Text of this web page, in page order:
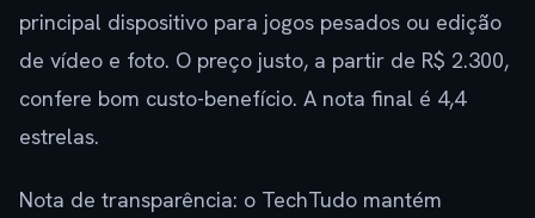
principal dispositivo para jogos pesados ou edição
de vídeo e foto. O preço justo, a partir de R$ 2.300,
confere bom custo-benefício. A nota final é 4,4
estrelas.
Nota de transparência: o TechTudo mantém